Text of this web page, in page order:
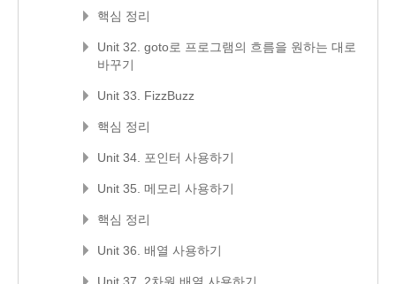
핵심 정리
Unit 32. goto로 프로그램의 흐름을 원하는 대로
바꾸기
Unit 33. FizzBuzz
핵심 정리
Unit 34. 포인터 사용하기
Unit 35. 메모리 사용하기
핵심 정리
Unit 36. 배열 사용하기
Unit 37. 2차원 배열 사용하기